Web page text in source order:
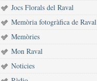
Jocs Florals del Raval
Memòria fotogràfica de Raval
Memòries
Mon Raval
Noticies